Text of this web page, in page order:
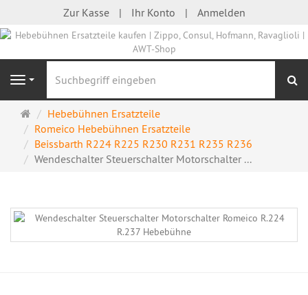
Zur Kasse Ihr Konto Anmelden
Navigation
Startseite
Hebebühnen Ersatzteile
Romeico Hebebühnen Ersatzteile
Beissbarth R224 R225 R230 R231 R235 R236
Wendeschalter Steuerschalter Motorschalter ...